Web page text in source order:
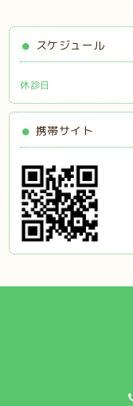
スケジュール
休診日
携帯サイト